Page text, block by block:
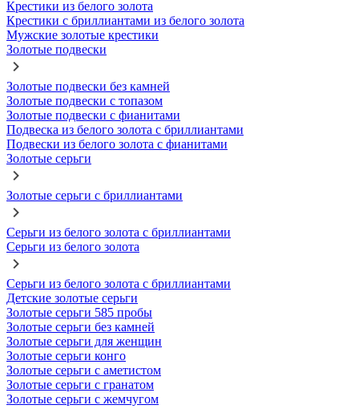
Крестики из белого золота
Крестики с бриллиантами из белого золота
Мужские золотые крестики
Золотые подвески
Золотые подвески без камней
Золотые подвески с топазом
Золотые подвески с фианитами
Подвеска из белого золота с бриллиантами
Подвески из белого золота с фианитами
Золотые серьги
Золотые серьги с бриллиантами
Серьги из белого золота с бриллиантами
Серьги из белого золота
Серьги из белого золота с бриллиантами
Детские золотые серьги
Золотые серьги 585 пробы
Золотые серьги без камней
Золотые серьги для женщин
Золотые серьги конго
Золотые серьги с аметистом
Золотые серьги с гранатом
Золотые серьги с жемчугом